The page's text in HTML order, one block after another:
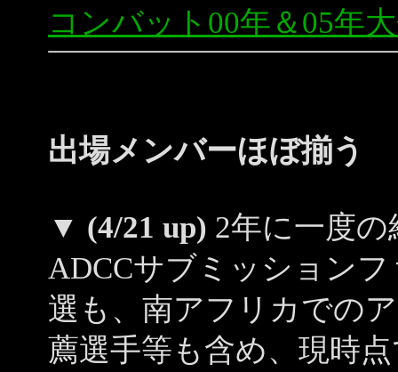
コンバット00年＆05年
出場メンバーほぼ揃う
▼ (4/21 up) 2年に一度
ADCCサブミッション
選も、南アフリカでの
薦選手等も含め、現時